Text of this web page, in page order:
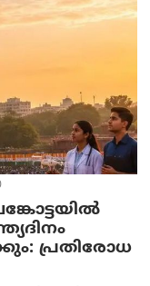
പ്രതിരോധ